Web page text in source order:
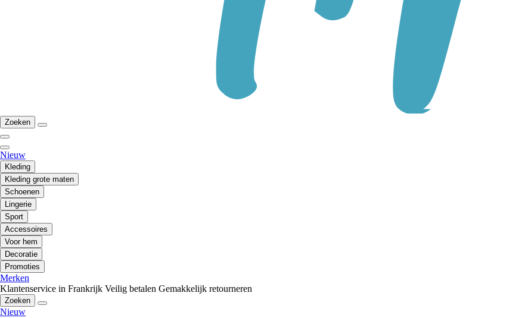
Zoeken
Nieuw
Kleding
Kleding grote maten
Schoenen
Lingerie
Sport
Accessoires
Voor hem
Decoratie
Promoties
Merken
Klantenservice in Frankrijk Veilig betalen Gemakkelijk retourneren
Zoeken
Nieuw